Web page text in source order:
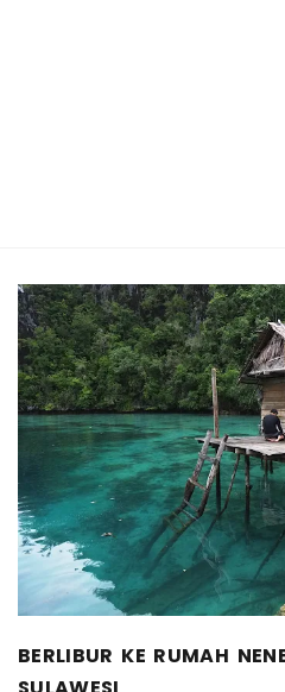
BERLIBUR KE RUMAH